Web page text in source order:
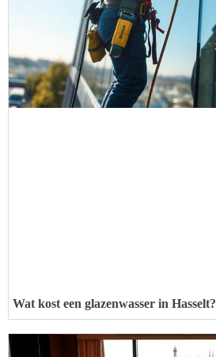
Wat kost een glazenwasser in Hasselt?